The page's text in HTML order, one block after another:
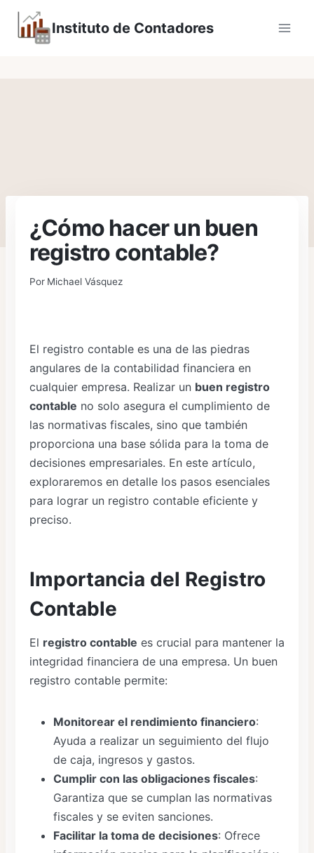
Saltar
contenido
Instituto de Contadores
¿Cómo hacer un buen
registro contable?
Por Michael Vásquez
El registro contable es una de las piedras
angulares de la contabilidad financiera en
cualquier empresa. Realizar un buen registro
contable no solo asegura el cumplimiento de
las normativas fiscales, sino que también
proporciona una base sólida para la toma de
decisiones empresariales. En este artículo,
exploraremos en detalle los pasos esenciales
para lograr un registro contable eficiente y
preciso.
Importancia del Registro
Contable
El registro contable es crucial para mantener la
integridad financiera de una empresa. Un buen
registro contable permite:
Monitorear el rendimiento financiero:
Ayuda a realizar un seguimiento del flujo
de caja, ingresos y gastos.
Cumplir con las obligaciones fiscales:
Garantiza que se cumplan las normativas
fiscales y se eviten sanciones.
Facilitar la toma de decisiones: Ofrece